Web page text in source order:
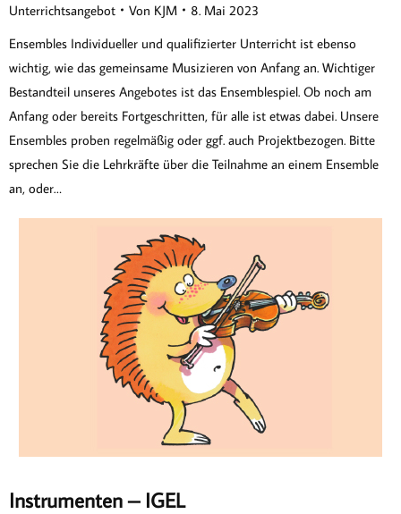
Unterrichtsangebot Von KJM
8. Mai 2023
Ensembles Individueller und qualifizierter Unterricht ist ebenso
wichtig, wie das gemeinsame Musizieren von Anfang an. Wichtiger
Bestandteil unseres Angebotes ist das Ensemblespiel. Ob noch am
Anfang oder bereits Fortgeschritten, für alle ist etwas dabei. Unsere
Ensembles proben regelmäßig oder ggf. auch Projektbezogen. Bitte
sprechen Sie die Lehrkräfte über die Teilnahme an einem Ensemble
an, oder…
Instrumenten – IGEL